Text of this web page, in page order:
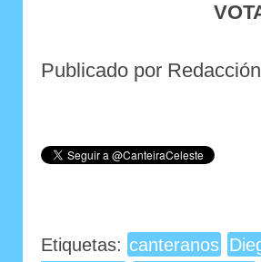
Publicado por Redacción
Etiquetas: canteranos